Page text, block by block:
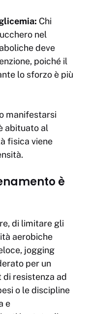
Chi
nel
deve
poiché il
lo sforzo è più
manifestarsi
abituato al
fisica viene
è
di limitare gli
aerobiche
jogging
per un
di resistenza ad
o le discipline
e